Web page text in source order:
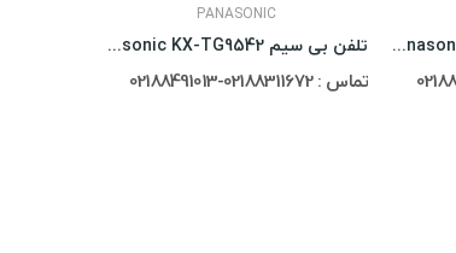
PANASONIC
تلفن بی سیم Panasonic KX-TG9542
تماس : 02188311672-02188491013
تلفن بی سیم Panasonic KX-TG1611